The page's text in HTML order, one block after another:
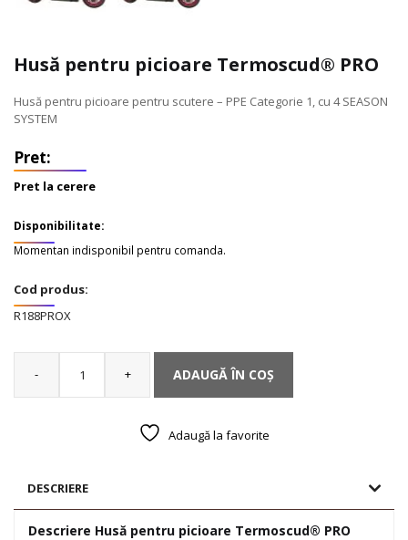
Husă pentru picioare Termoscud® PRO
Husă pentru picioare pentru scutere – PPE Categorie 1, cu 4 SEASON
SYSTEM
Pret la cerere
Disponibilitate:
Momentan indisponibil pentru comanda.
Cod produs:
R188PROX
-
Cantitate
Husă
picioare
+ ADAUGĂ ÎN COȘ
Adaugă la favorite
DESCRIERE
Descriere Husă pentru picioare Termoscud® PRO